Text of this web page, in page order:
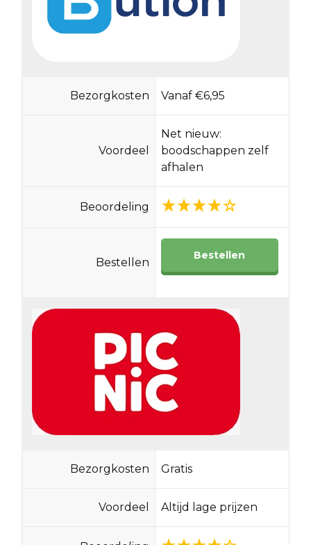
Bezorgkosten Vanaf €6,95
Voordeel
Net nieuw:
boodschappen zelf
afhalen
Beoordeling
Bestellen
Bestellen
Bezorgkosten Gratis
Voordeel Altijd lage prijzen